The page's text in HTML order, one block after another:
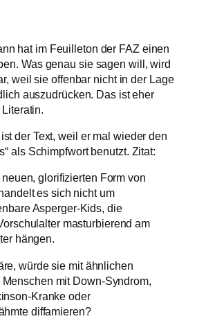
hat im Feuilleton der FAZ einen
Was genau sie sagen will, wird
weil sie offenbar nicht in der Lage
auszudrücken. Das ist eher
der Text, weil er mal wieder den
als Schimpfwort benutzt. Zitat:
glorifizierten Form von
es sich nicht um
Asperger-Kids, die
masturbierend am
hängen.
würde sie mit ähnlichen
mit Down-Syndrom,
Kranke oder
diffamieren?